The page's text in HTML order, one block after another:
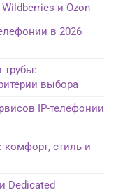
и Ozon
в 2026
трубы:
выбора
IP-телефонии
комфорт, стиль и
Dedicated